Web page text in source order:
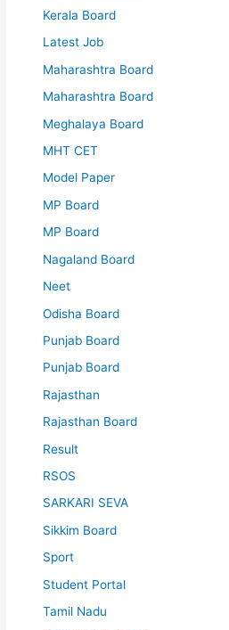
Kerala Board
Latest Job
Maharashtra Board
Maharashtra Board
Meghalaya Board
MHT CET
Model Paper
MP Board
MP Board
Nagaland Board
Neet
Odisha Board
Punjab Board
Punjab Board
Rajasthan
Rajasthan Board
Result
RSOS
SARKARI SEVA
Sikkim Board
Sport
Student Portal
Tamil Nadu